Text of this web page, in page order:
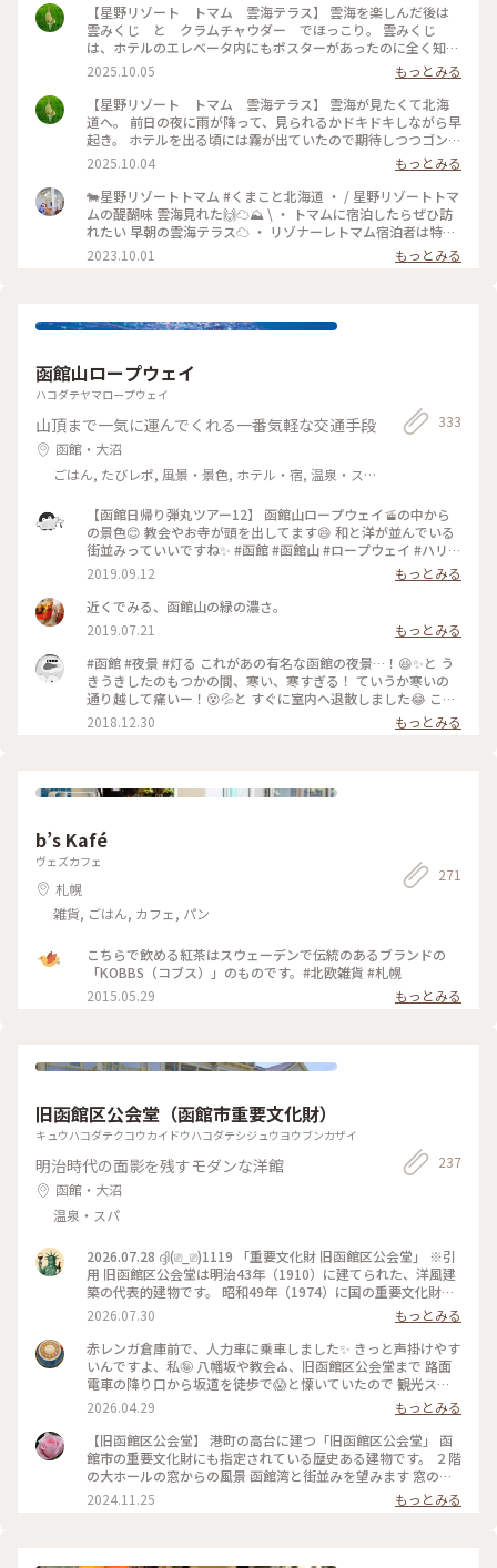
【星野リゾート トマム 雲海テラス】 雲海を楽しんだ後は
雲みくじ と クラムチャウダー でほっこり。 雲みくじ
は、ホテルのエレベータ内にもポスターがあったのに全く知ら
なくて… 隣のテーブルのグループが盛り上がっていて知りまし
た。 大吉、吉…ではなく、雲の名前が書かれてました しばら
く雲の形が気になりそう #ことりっぷ北海道 #秋の装い #絶
景 #星野リゾート #雲海 #おみくじ #雲
2025.10.05
もっとみる
【星野リゾート トマム 雲海テラス】 雲海が見たくて北海
道へ。 前日の夜に雨が降って、見られるかドキドキしながら早
起き。 ホテルを出る頃には霧が出ていたので期待しつつゴンド
ラ乗り場に向かいます。 少しずつ明るくなっていく空。 雲が
流れ込んでくる様子もはっきりと見ることが出来ました。 日
の出も太陽が隠れることなく拝むことが出来ましたー！！ #こ
とりっぷ北海道 #ことりっぷ #秋の装い #雲海 #星野リ
ゾート #日の出 #絶景
2025.10.04
もっとみる
🐄星野リゾートトマム #くまこと北海道 ・ / 星野リゾートトマ
ムの醍醐味 雲海見れた🙌☁️⛰️ \ ・ トマムに宿泊したらぜひ訪
れたい 早朝の雲海テラス☁️ ・ リゾナーレトマム宿泊者は特典
で 直通バス&ファストパスがついてくるのですが 始発バスま
さかの4:30発🤣 ・ 3:00起きで4:00頃ロビーにいくと もう行列
海道旅行 #北海道観光 #トマム旅行 #トマム観光 #トマム旅 #ト
とりっぷ15周年
2023.10.01 もっとみる
函館山ロープウェイ
ハコダテヤマロープウェイ
山頂まで一気に運んでくれる一番気軽な交通手段
函館・大沼
ごはん, たびレポ, 風景・景色, ホテル・宿, 温泉・ス
333
【函館日帰り弾丸ツアー12】 函館山ロープウェイ🚡の中から
の景色😊 教会やお寺が頭を出してます😄 和と洋が並んでいる
街並みっていいですね✨ #函館 #函館山 #ロープウェイ #ハリス
トス正教会 #真宗大谷派東本願寺函館別院 #カトリック函館元
町教会 #ガラスの反射は許してちょ
2019.09.12
もっとみる
近くでみる、函館山の緑の濃さ。
2019.07.21
もっとみる
#函館 #夜景 #灯る これがあの有名な函館の夜景…！😆✨と う
きうきしたのもつかの間、寒い、寒すぎる！ ていうか寒いの
通り越して痛いー！😵💦と すぐに室内へ退散しました😂 この
写真を撮ったのが16時45分でしたが、 沖縄に住んでると17時
前に陽が沈むなんて 考えられないことで、日没の早さにも 驚
2018.12.30 もっとみる
b’s Kafé
ヴェズカフェ
札幌
雑貨, ごはん, カフェ, パン
271
こちらで飲める紅茶はスウェーデンで伝統のあるブランドの
「KOBBS（コブス）」のものです。#北欧雑貨 #札幌
2015.05.29
もっとみる
旧函館区公会堂（函館市重要文化財）
キュウハコダテクコウカイドウハコダテシジュウヨウブンカザイ
明治時代の面影を残すモダンな洋館
函館・大沼
温泉・スパ
237
2026.07.28 ദ്ദി(⎚_⎚)1119 「重要文化財 旧函館区公会堂」 ※引
用 旧函館区公会堂は明治43年（1910）に建てられた、洋風建
築の代表的建物です。 昭和49年（1974）に国の重要文化財に
指定されました。 気品漂う内部には華やかな雰囲気の家具や
調度品が展示されています。 初めて中に入りました✨️ 2階のテ
ラスから函館市が見えるのですが、凄い良かったです😀 #北海
道#函館市#旧函館区公会堂#重要文化財#散歩#観光#函館旅行
2026.07.30
もっとみる
赤レンガ倉庫前で、人力車に乗車しました✨ きっと声掛けやす
いんですよ、私🤪 八幡坂や教会⛪️、旧函館区公会堂まで 路面
電車の降り口から坂道を徒歩で😱と慄いていたので 観光スポ
ットを1時間のコースをお願いしました😆
＊ ブルーとイエローの旧函館区公会堂🩵
＊ #ちいさな列車旅 #人力車
2026.04.29
もっとみる
【旧函館区公会堂】 港町の高台に建つ「旧函館区公会堂」 函
館市の重要文化財にも指定されている歴史ある建物です。 ２階
の大ホールの窓からの風景 函館湾と街並みを望みます 窓の意
2024.11.25 もっとみる